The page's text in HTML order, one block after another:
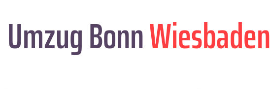
Umzug BonnWiesbaden